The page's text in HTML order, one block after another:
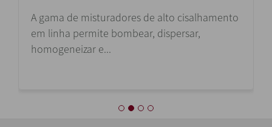
A gama de misturadores de alto cisalhamento
em linha permite bombear, dispersar,
homogeneizar e...